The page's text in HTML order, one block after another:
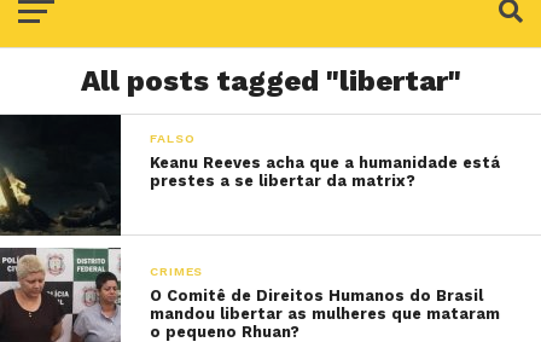
All posts tagged "libertar"
FALSO
Keanu Reeves acha que a humanidade está
prestes a se libertar da matrix?
CRIMES
O Comitê de Direitos Humanos do Brasil
mandou libertar as mulheres que mataram
o pequeno Rhuan?